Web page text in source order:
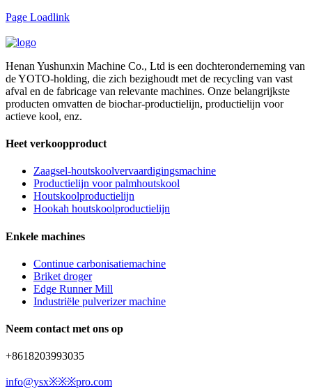
Page Loadlink
Henan Yushunxin Machine Co., Ltd is een dochteronderneming van
de YOTO-holding, die zich bezighoudt met de recycling van vast
afval en de fabricage van relevante machines. Onze belangrijkste
producten omvatten de biochar-productielijn, productielijn voor
actieve kool, enz.
Heet verkoopproduct
Zaagsel-houtskoolvervaardigingsmachine
Productielijn voor palmhoutskool
Houtskoolproductielijn
Hookah houtskoolproductielijn
Enkele machines
Continue carbonisatiemachine
Briket droger
Edge Runner Mill
Industriële pulverizer machine
Neem contact met ons op
+8618203993035
info@ysx※※※pro.com